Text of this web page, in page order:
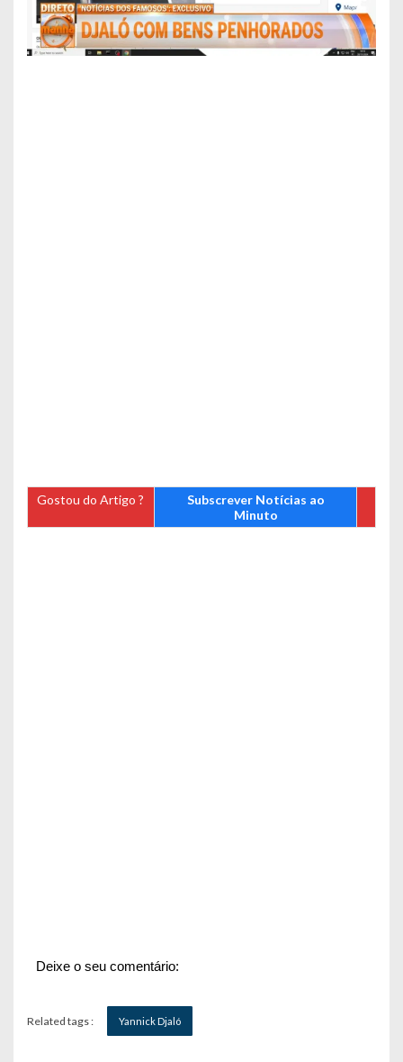
Gostou do Artigo ?
Subscrever Notícias ao
Minuto
Deixe o seu comentário:
Related tags : Yannick Djaló